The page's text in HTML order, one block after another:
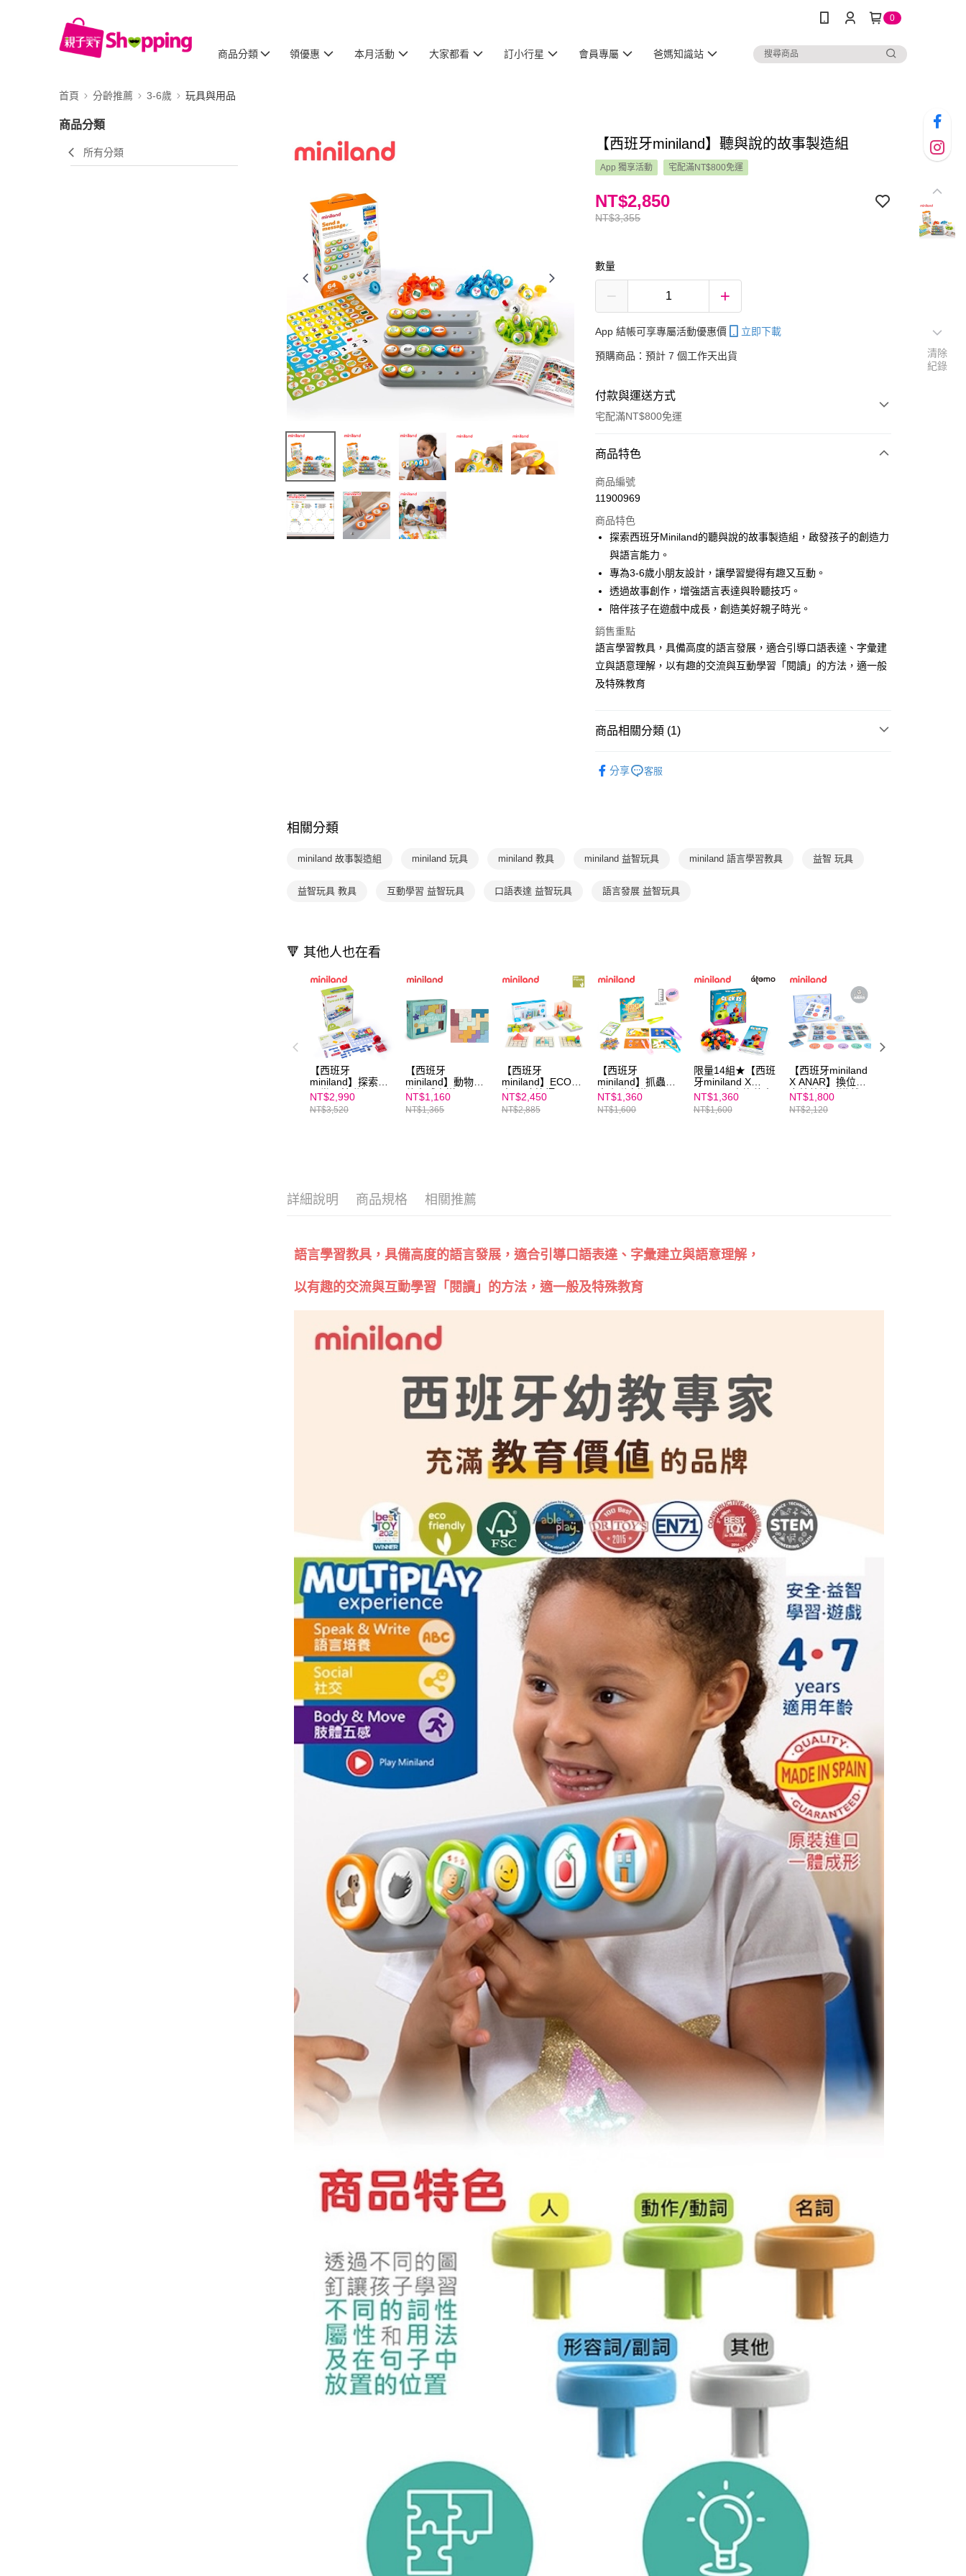
0
商品分類 領優惠 本月活動 大家都看 訂小行星 會員專屬 爸媽知識站
首頁 分齡推薦 3-6歲 玩具與用品
商品分類
所有分類
【西班牙miniland】聽與說的故事製造組
App 獨享活動 宅配滿NT$800免運
NT$3,355
NT$2,850
數量
App 結帳可享專屬活動優惠價 立即下載
預購商品：預計 7 個工作天出貨
付款與運送方式
宅配滿NT$800免運
付款方式
信用卡一次付款
Apple Pay
大哥付你分期
相關說明
【大哥付你分期使用說明】
1.本服務由台灣大哥大提供，台灣大哥大用戶可立即使用無須另外申請。
2.付款方式選擇「大哥付你分期」，訂單成立後會自動跳轉到大哥付的交易
流程，驗證手機門號後，選擇欲分期的期數、繳款截止日，確認付款後即
完成交易。
3.實際核准額度、可分期數及費用金額請依後續交易確認頁面所載為準。
4.訂單成立30分鐘內，如未前往確認交易或遇審核未通過，訂單將自動取
消。如遇「轉專審核」未通過狀況，表示未達大哥付你分期系統評分，恕
醒簡訊。
用，由本公司與您本人進行分期帳單所需資料之確認、核對及更正。
【關於「AFTEE先享後付」】
AFTEE先享後付是「在收到商品之後才付款」的支付方式。 讓您購物簡單
１．簡單：不需註冊會員、不需綁卡、不需儲值。
２．便利：只要手機號碼，簡訊認證，即可結帳。
【「AFTEE先享後付」結帳流程】
１．於結帳方式選擇「AFTEE先享後付」後，將跳轉至「AFTEE先享後
３．收到繳費通知簡訊後14天內，點擊此簡訊中的連結，可透過四大超商
是否繳費成功／繳費後需取消欲退款等相關疑問，請聯繫「AFTEE先享後
付客戶支援中心」
https://netprotections.freshdesk.com/support/home
【注意事項】
「AFTEE先享後付」，若未經同意申辦者引起之損失，本公司不負相關責
４．使用「AFTEE先享後付」時，將依據個別帳號之用戶狀況，依本公司
即時審查核予不同之上限額度；若仍有額度不足之情形，本公司將視審查
結果請求用戶進行身份認證。
５．嚴禁一人註冊多個帳號或使用他人資訊註冊。若發現惡意使用之情
動。
ATM付款
運送方式
每筆NT$70，滿NT$800(含以上)免運費
商品特色
商品編號
11900969
商品特色
探索西班牙Miniland的聽與說的故事製造組，啟發孩子的創造力
與語言能力。
專為3-6歲小朋友設計，讓學習變得有趣又互動。
透過故事創作，增強語言表達與聆聽技巧。
陪伴孩子在遊戲中成長，創造美好親子時光。
銷售重點
語言學習教具，具備高度的語言發展，適合引導口語表達、字彙建
立與語意理解，以有趣的交流與互動學習「閱讀」的方法，適一般
及特殊教育
商品相關分類 (1)
分享
客服
相關分類
miniland 故事製造組 miniland 玩具 miniland 教具 miniland 益智玩具 miniland 語言學習教具 益智 玩具
益智玩具 教具 互動學習 益智玩具 口語表達 益智玩具 語言發展 益智玩具
🔻 其他人也在看
【西班牙
miniland】探索電
子世界基礎組
NT$2,990
NT$3,520
【西班牙
miniland】動物軟
積木感官拼圖組
NT$1,160
NT$1,365
【西班牙
miniland】ECO積
木3D建築師
NT$2,450
NT$2,885
【西班牙
miniland】抓蟲夾
夾小隊桌遊
NT$1,360
NT$1,600
限量14組★【西班
牙miniland X
atomo】方塊積木
建築師遊戲
NT$1,360
NT$1,600
【西班牙miniland
X ANAR】換位思
考情緒識別遊戲
NT$1,800
NT$2,120
詳細說明 商品規格 相關推薦
語言學習教具，具備高度的語言發展，適合引導口語表達、字彙建立與語意理解，
以有趣的交流與互動學習「閱讀」的方法，適一般及特殊教育
清除
紀錄